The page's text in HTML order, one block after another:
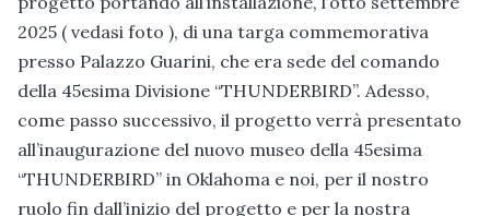
2025 ( vedasi foto ), di una targa commemorativa
presso Palazzo Guarini, che era sede del comando
della 45esima Divisione “THUNDERBIRD”. Adesso,
come passo successivo, il progetto verrà presentato
all’inaugurazione del nuovo museo della 45esima
“THUNDERBIRD” in Oklahoma e noi, per il nostro
ruolo fin dall’inizio del progetto e per la nostra